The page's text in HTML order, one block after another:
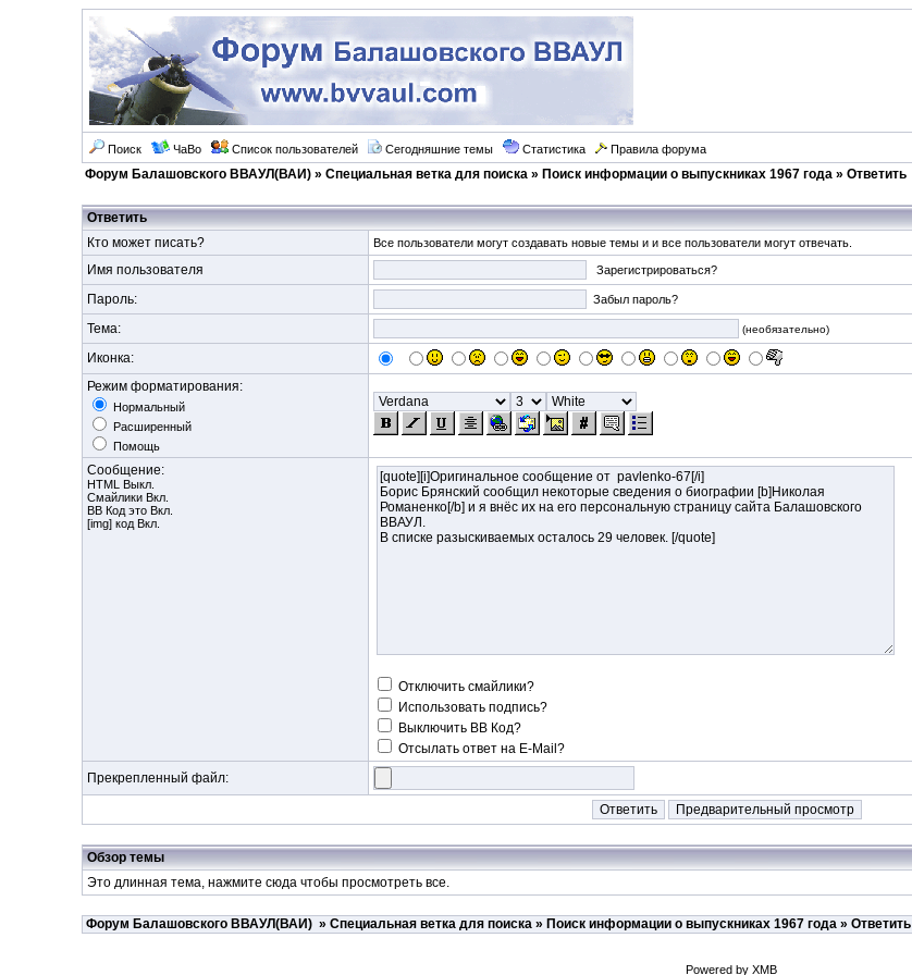
Поиск ЧаВо Список пользователей Сегодняшние темы Статистика Правила форума
Форум Балашовского ВВАУЛ(ВАИ)» Специальная ветка для поиска» Поиск информации о выпускниках 1967 года» Ответить
Ответить
Кто может писать?
Все пользователи могут создавать новые темы и и все пользователи могут отвечать.
Имя пользователя Зарегистрироваться?
Пароль: Забыл пароль?
Тема: (необязательно)
Иконка:
Режим форматирования:
Нормальный
Расширенный
Помощь
Сообщение:
HTML Выкл.
Смайлики Вкл.
BB Кодэто Вкл.
[img] код Вкл.
Отключить смайлики?
Использовать подпись?
Выключить BB Код?
Отсылать ответ на E-Mail?
Прекрепленный файл:
Обзор темы
Это длинная тема, нажмите сюдачтобы просмотреть все.
Форум Балашовского ВВАУЛ(ВАИ)» Специальная ветка для поиска» Поиск информации о выпускниках 1967 года» Ответить
Powered by XMB